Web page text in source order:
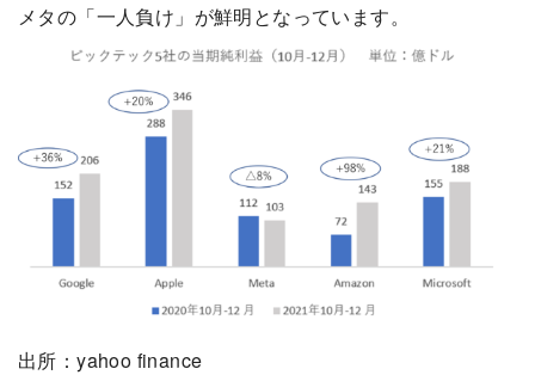
メタの「一人負け」が鮮明となっています。
出所：yahoo finance